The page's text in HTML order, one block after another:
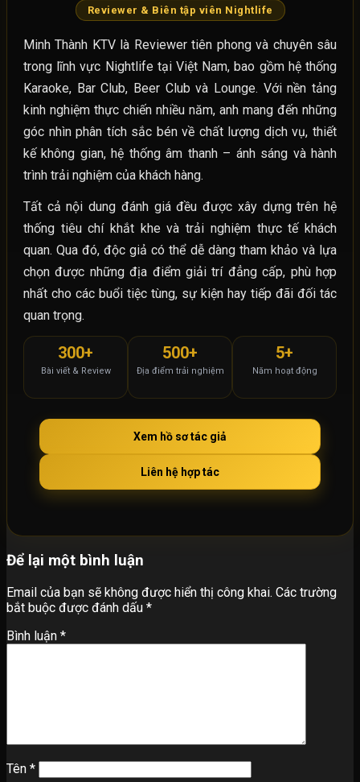
Reviewer & Biên tập viên Nightlife
Minh Thành KTV là Reviewer tiên phong và chuyên sâu
trong lĩnh vực Nightlife tại Việt Nam, bao gồm hệ thống
Karaoke, Bar Club, Beer Club và Lounge. Với nền tảng
kinh nghiệm thực chiến nhiều năm, anh mang đến những
góc nhìn phân tích sắc bén về chất lượng dịch vụ, thiết
kế không gian, hệ thống âm thanh – ánh sáng và hành
trình trải nghiệm của khách hàng.
Tất cả nội dung đánh giá đều được xây dựng trên hệ
thống tiêu chí khắt khe và trải nghiệm thực tế khách
quan. Qua đó, độc giả có thể dễ dàng tham khảo và lựa
chọn được những địa điểm giải trí đẳng cấp, phù hợp
nhất cho các buổi tiệc tùng, sự kiện hay tiếp đãi đối tác
quan trọng.
300+
Bài viết & Review
500+
Địa điểm trải nghiệm
5+
Năm hoạt động
Xem hồ sơ tác giả
Liên hệ hợp tác
Để lại một bình luận
Email của bạn sẽ không được hiển thị công khai. Các trường
bắt buộc được đánh dấu *
Bình luận *
Tên *